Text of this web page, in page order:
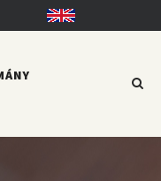
English